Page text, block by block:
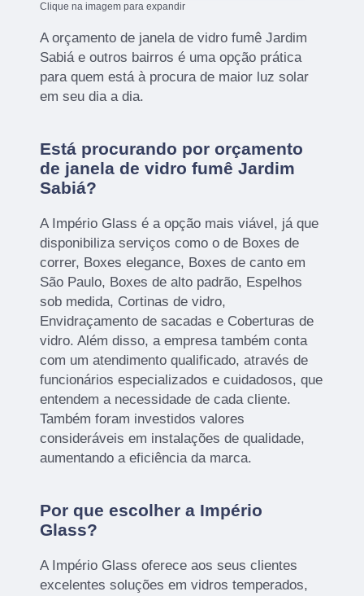
Clique na imagem para expandir
A orçamento de janela de vidro fumê Jardim
Sabiá e outros bairros é uma opção prática
para quem está à procura de maior luz solar
em seu dia a dia.
Está procurando por orçamento
de janela de vidro fumê Jardim
Sabiá?
A Império Glass é a opção mais viável, já que
disponibiliza serviços como o de Boxes de
correr, Boxes elegance, Boxes de canto em
São Paulo, Boxes de alto padrão, Espelhos
sob medida, Cortinas de vidro,
Envidraçamento de sacadas e Coberturas de
vidro. Além disso, a empresa também conta
com um atendimento qualificado, através de
funcionários especializados e cuidadosos, que
entendem a necessidade de cada cliente.
Também foram investidos valores
consideráveis em instalações de qualidade,
aumentando a eficiência da marca.
Por que escolher a Império
Glass?
A Império Glass oferece aos seus clientes
excelentes soluções em vidros temperados,